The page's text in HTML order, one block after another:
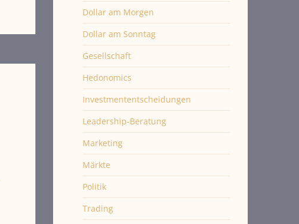
Dollar am Morgen
Dollar am Sonntag
Gesellschaft
Hedonomics
Investmententscheidungen
Leadership-Beratung
Marketing
Märkte
Politik
Trading